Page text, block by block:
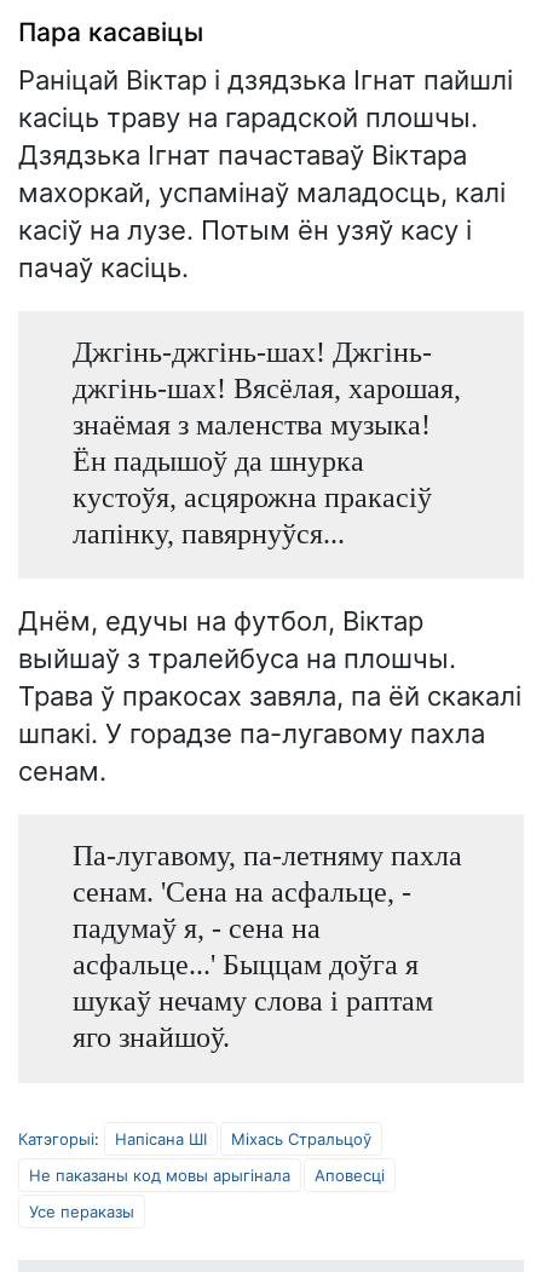
Пара касавіцы
Раніцай Віктар і дзядзька Ігнат пайшлі
касіць траву на гарадской плошчы.
Дзядзька Ігнат пачаставаў Віктара
махоркай, успамінаў маладосць, калі
касіў на лузе. Потым ён узяў касу і
пачаў касіць.
Джгінь-джгінь-шах! Джгінь-
джгінь-шах! Вясёлая, харошая,
знаёмая з маленства музыка!
Ён падышоў да шнурка
кустоўя, асцярожна пракасіў
лапінку, павярнуўся...
Днём, едучы на футбол, Віктар
выйшаў з тралейбуса на плошчы.
Трава ў пракосах завяла, па ёй скакалі
шпакі. У горадзе па-лугавому пахла
сенам.
Па-лугавому, па-летняму пахла
сенам. 'Сена на асфальце, -
падумаў я, - сена на
асфальце...' Быццам доўга я
шукаў нечаму слова і раптам
яго знайшоў.
Катэгорыі: Напісана ШІ
Міхась Стральцоў
Не паказаны код мовы арыгінала
Аповесці
Усе пераказы